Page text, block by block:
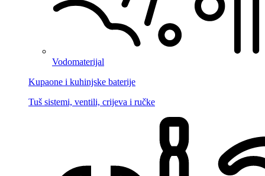
Vodomaterijal
Kupaone i kuhinjske baterije
Tuš sistemi, ventili, crijeva i ručke